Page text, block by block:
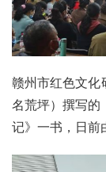
赣州市红色文化
名荒坪）撰写
记》一书，日前